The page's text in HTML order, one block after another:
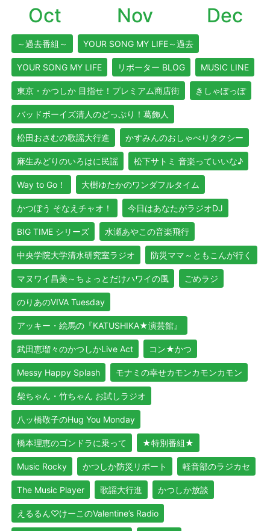
Oct
Nov Dec
～過去番組～ YOUR SONG MY LIFE～過去
YOUR SONG MY LIFE リポーター BLOG MUSIC LINE
東京・かつしか 目指せ！プレミアム商店街 きしゃぽっぽ
バッドボーイズ清人のどっぷり！葛飾人
松田おさむの歌謡大行進 かすみんのおしゃべりタクシー
麻生みどりのいろはに民謡 松下サトミ 音楽っていいな♪
Way to Go！ 大樹ゆたかのワンダフルタイム
かつぼう そなえチャオ！ 今日はあなたがラジオDJ
BIG TIME シリーズ 水瀬あやこの音楽飛行
中央学院大学清水研究室ラジオ 防災ママ～ともこんが行く
マヌワイ昌美～ちょっとだけハワイの風 ごめラジ
のりあのVIVA Tuesday
アッキー・絵馬の『KATUSHIKA★演芸館』
武田恵瑠々のかつしかLive Act コン★かつ
Messy Happy Splash モナミの幸せカモンカモンカモン
柴ちゃん・竹ちゃん お試しラジオ
八ッ橋敬子のHug You Monday
橋本理恵のゴンドラに乗って ★特別番組★
Music Rocky かつしか防災リポート 軽音部のラジカセ
The Music Player 歌謡大行進 かつしか放談
えるるん♡けーこのValentine’s Radio